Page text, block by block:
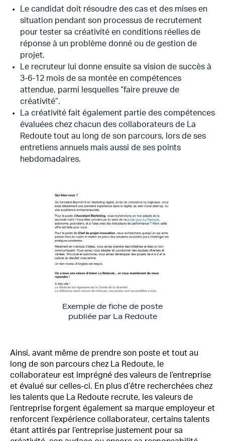
Le candidat doit résoudre des cas et des mises en
situation pendant son processus de recrutement
pour tester sa créativité en conditions réelles de
réponse à un problème donné ou de gestion de
projet.
Le recruteur lui donne ensuite sa vision de succès à
3-6-12 mois de sa montée en compétences
attendue, parmi lesquelles “faire preuve de
créativité”.
La créativité fait également partie des compétences
évaluées chez chacun des collaborateurs de La
Redoute tout au long de son parcours, lors de ses
entretiens annuels mais aussi de ses points
hebdomadaires.
Exemple de fiche de poste
publiée par La Redoute
Ainsi, avant même de prendre son poste et tout au
long de son parcours chez La Redoute, le
collaborateur est imprégné des valeurs de l’entreprise
et évalué sur celles-ci. En plus d’être recherchées chez
les talents que La Redoute recrute, les valeurs de
l’entreprise forgent également sa marque employeur et
renforcent l’expérience collaborateur, certains talents
étant attirés par l’entreprise justement pour sa